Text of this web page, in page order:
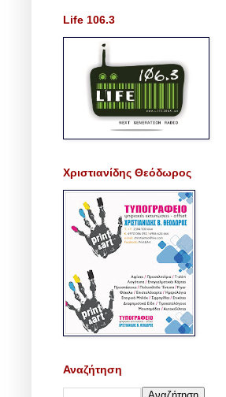
Life 106.3
Χριστιανίδης Θεόδωρος
Αναζήτηση